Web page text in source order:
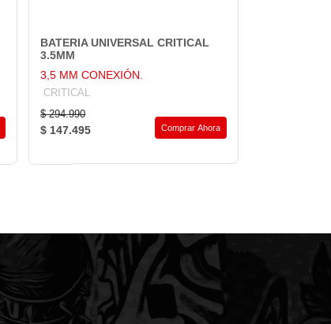
BATERIA UNIVERSAL CRITICAL
3.5MM
3,5 MM CONEXIÓN.
CRITICAL
$ 294.990
$ 147.495 Comprar Ahora